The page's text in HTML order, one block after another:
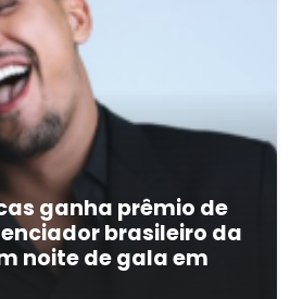
ganha prêmio de
brasileiro da
noite de gala em